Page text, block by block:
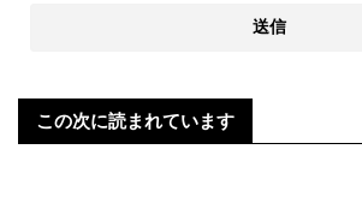
この次に読まれています